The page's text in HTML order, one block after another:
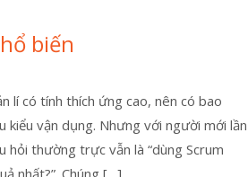
biến
lí có tính thích ứng cao, nên có bao
kiểu vận dụng. Nhưng với người mới lần
hỏi thường trực vẫn là “dùng Scrum
nhất?”. Chúng […]